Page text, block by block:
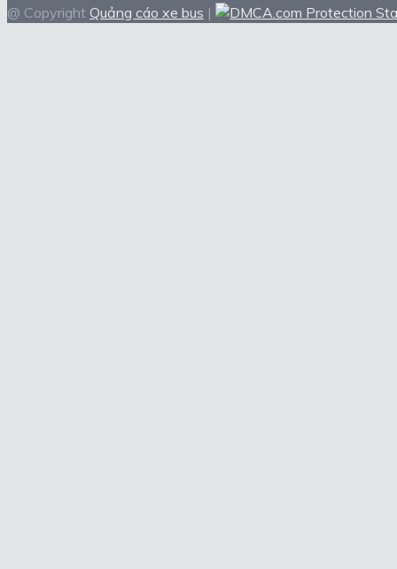
@ Copyright Quảng cáo xe bus |